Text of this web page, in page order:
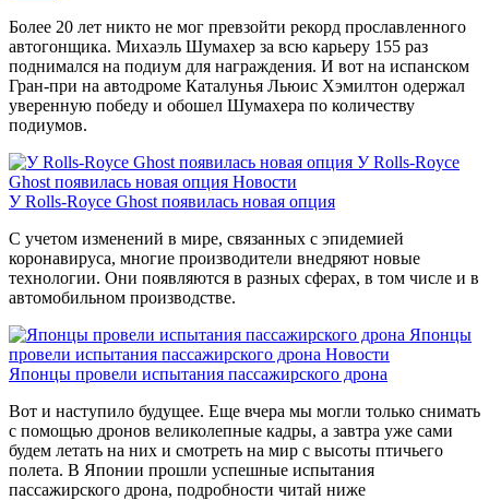
Более 20 лет никто не мог превзойти рекорд прославленного
автогонщика. Михаэль Шумахер за всю карьеру 155 раз
поднимался на подиум для награждения. И вот на испанском
Гран-при на автодроме Каталунья Льюис Хэмилтон одержал
уверенную победу и обошел Шумахера по количеству
подиумов.
У Rolls-Royce
Ghost появилась новая опция Новости
У Rolls-Royce Ghost появилась новая опция
С учетом изменений в мире, связанных с эпидемией
коронавируса, многие производители внедряют новые
технологии. Они появляются в разных сферах, в том числе и в
автомобильном производстве.
Японцы
провели испытания пассажирского дрона Новости
Японцы провели испытания пассажирского дрона
Вот и наступило будущее. Еще вчера мы могли только снимать
с помощью дронов великолепные кадры, а завтра уже сами
будем летать на них и смотреть на мир с высоты птичьего
полета. В Японии прошли успешные испытания
пассажирского дрона, подробности читай ниже